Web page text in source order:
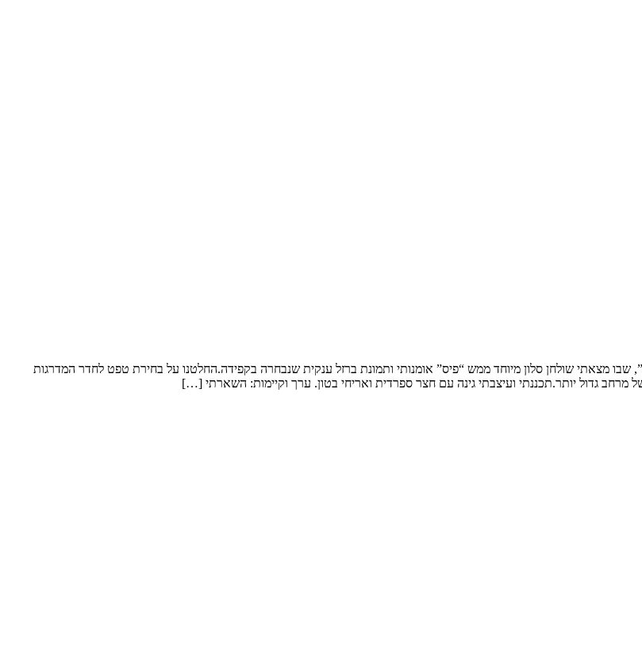
מצאתי שולחן סלון מיוחד ממש “פיס” אומנותי ותמונת ברזל ענקית שנבחרה בקפידה.החלטנו על בחירת טפט לחדר המדרגות
גדול יותר.תכננתי ועיצבתי גינה עם חצר ספרדית ואריחי בטון. ערך וקיימות: השארתי […]